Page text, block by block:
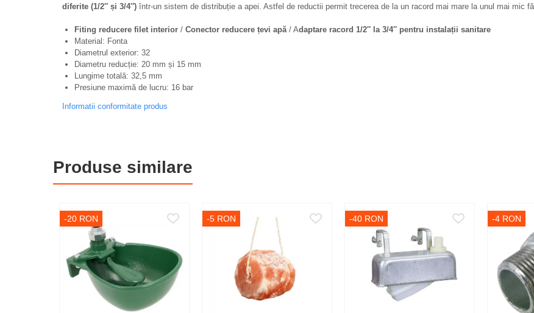
Echipament grajd
Veterinare
Alte accesorii
Aparate gard electric
Baterii / Acumulatori
Conductori gard electric
diferite (1/2″ și 3/4″) într-un sistem de distribuție a apei. Astfel de reductii permit trecerea de la un racord mai mare la unul mai mic
Fiting reducere filet interior / Conector reducere țevi apă/ Adaptare racord 1/2″ la 3/4″ pentru instalații sanitare
Material: Fonta
Diametrul exterior: 32
Diametru reducție: 20 mm și 15 mm
Lungime totală: 32,5 mm
Presiune maximă de lucru: 16 bar
Informatii conformitate produs
Produse similare
-20 RON -5 RON -40 RON -4 RON